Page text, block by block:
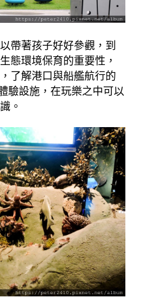
帶著孩子好好參觀，到
態環境保育的重要性，
了解港口與船艦航行的
驗設施，在玩樂之中可以
。